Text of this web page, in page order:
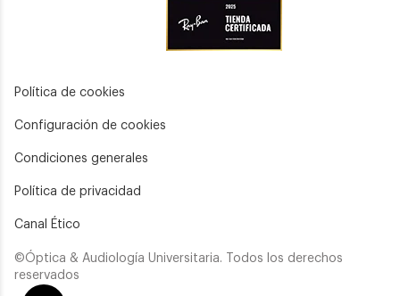
Política de cookies
Configuración de cookies
Condiciones generales
Política de privacidad
Canal Ético
©Óptica & Audiología Universitaria. Todos los derechos
reservados